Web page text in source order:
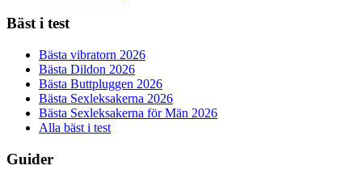
Bäst i test
Bästa vibratorn 2026
Bästa Dildon 2026
Bästa Buttpluggen 2026
Bästa Sexleksakerna 2026
Bästa Sexleksakerna för Män 2026
Alla bäst i test
Guider